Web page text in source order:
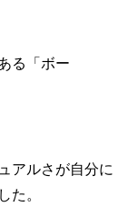
る「ボー
アルさが自分に
た。